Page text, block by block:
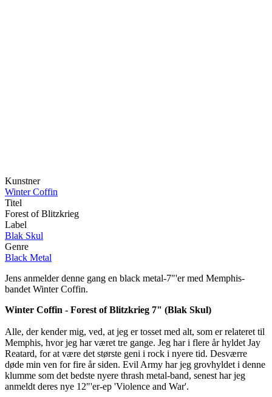
Kunstner
Winter Coffin
Titel
Forest of Blitzkrieg
Label
Blak Skul
Genre
Black Metal
Jens anmelder denne gang en black metal-7"'er med Memphis-
bandet Winter Coffin.
Winter Coffin - Forest of Blitzkrieg 7" (Blak Skul)
Alle, der kender mig, ved, at jeg er tosset med alt, som er relateret til
Memphis, hvor jeg har været tre gange. Jeg har i flere år hyldet Jay
Reatard, for at være det største geni i rock i nyere tid. Desværre
døde min ven for fire år siden. Evil Army har jeg grovhyldet i denne
klumme som det bedste nyere thrash metal-band, senest har jeg
anmeldt deres nye 12"'er-ep 'Violence and War'.